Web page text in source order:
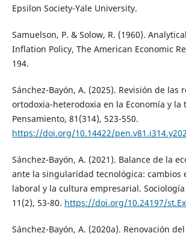
Epsilon Society-Yale University.
Samuelson, P. & Solow, R. (1960).
Inflation Policy, The American Economic
194.
Sánchez-Bayón, A. (2025). Revisión de las
ortodoxia-heterodoxia en la Economía y
Pensamiento, 81(314), 523-550.
https://doi.org/10.14422/
Sánchez-Bayón, A. (2021). Balance de la
ante la singularidad tecnológica: cambios
laboral y la cultura empresarial. Sociología
11(2), 53-80. https://doi.org/10.24197/
Sánchez-Bayón, A. (2020a). Renovación